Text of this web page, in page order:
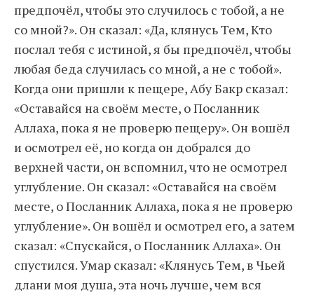
предпочёл, чтобы это случилось с тобой, а не
со мной?». Он сказал: «Да, клянусь Тем, Кто
послал тебя с истиной, я бы предпочёл, чтобы
любая беда случилась со мной, а не с тобой».
Когда они пришли к пещере, Абу Бакр сказал:
«Оставайся на своём месте, о Посланник
Аллаха, пока я не проверю пещеру». Он вошёл
и осмотрел её, но когда он добрался до
верхней части, он вспомнил, что не осмотрел
углубление. Он сказал: «Оставайся на своём
месте, о Посланник Аллаха, пока я не проверю
углубление». Он вошёл и осмотрел его, а затем
сказал: «Спускайся, о Посланник Аллаха». Он
спустился. Умар сказал: «Клянусь Тем, в Чьей
длани моя душа, эта ночь лучше, чем вся